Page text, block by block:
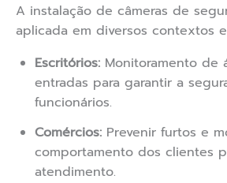
A instalação de câmeras de
aplicada em diversos contextos
Escritórios: Monitoramento de
entradas para garantir a
funcionários.
Comércios: Prevenir furtos e
comportamento dos clientes
atendimento.